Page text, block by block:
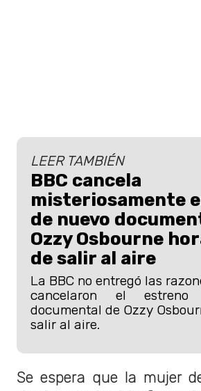
LEER TAMBIÉN
BBC cancela
misteriosamente
de nuevo
Ozzy Osbourne
de salir al aire
La BBC no entregó las
cancelaron el
documental de Ozzy
salir al aire.
Se espera que la mujer